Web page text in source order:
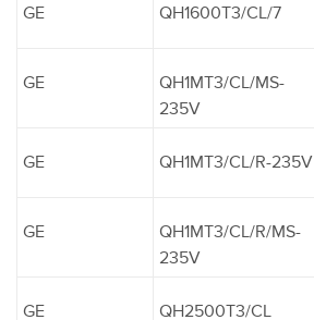
GE QH1600T3/CL/7
GE
QH1MT3/CL/MS-
235V
GE QH1MT3/CL/R-235V
GE
QH1MT3/CL/R/MS-
235V
GE QH2500T3/CL